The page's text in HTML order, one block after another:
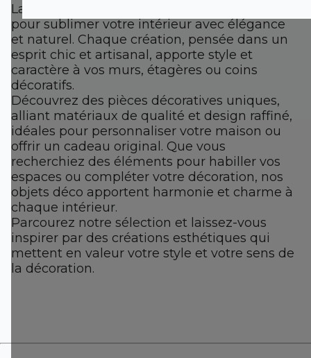
La collection d’objets déco Anoq est conçue
pour sublimer votre intérieur avec élégance
et naturel. Chaque création, pensée dans un
esprit chic et artisanal, apporte style et
caractère à vos murs, étagères ou coins
décoratifs.
Découvrez des pièces décoratives uniques,
alliant matériaux de qualité et design raffiné,
idéales pour personnaliser votre maison ou
offrir un cadeau original. Que vous
recherchiez des éléments pour habiller vos
espaces ou compléter votre décoration, nos
objets déco apportent harmonie et charme à
chaque intérieur.
Parcourez notre sélection et laissez-vous
inspirer par des créations esthétiques qui
mettent en valeur votre style et votre sens de
la décoration.